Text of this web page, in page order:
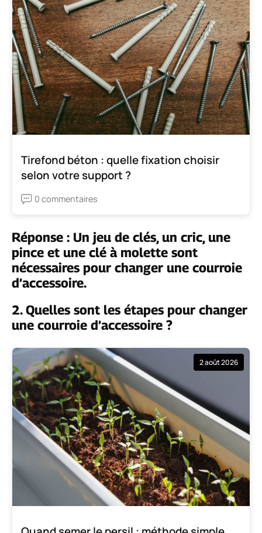
Tirefond béton : quelle fixation choisir
selon votre support ?
0 commentaires
Réponse : Un jeu de clés, un cric, une
pince et une clé à molette sont
nécessaires pour changer une courroie
d’accessoire.
2. Quelles sont les étapes pour changer
une courroie d’accessoire ?
2 août 2026